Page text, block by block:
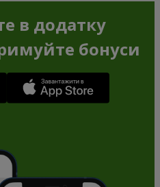
в додатку
бонуси